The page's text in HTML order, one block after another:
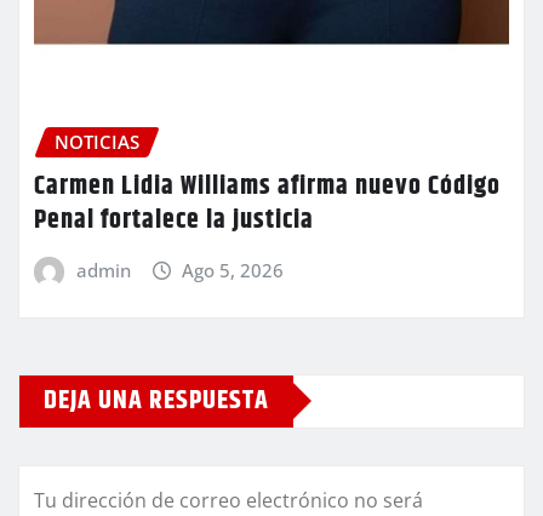
NOTICIAS
Carmen Lidia Williams afirma nuevo Código
Penal fortalece la justicia
admin Ago 5, 2026
DEJA UNA RESPUESTA
Tu dirección de correo electrónico no será